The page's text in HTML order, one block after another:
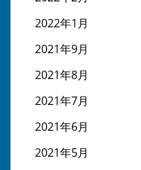
2022年1月
2021年9月
2021年8月
2021年7月
2021年6月
2021年5月